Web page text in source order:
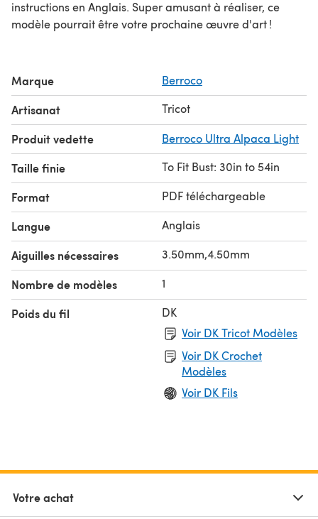
instructions en Anglais. Super amusant à réaliser, ce
modèle pourrait être votre prochaine œuvre d'art !
Marque Berroco
Artisanat Tricot
Produit vedette Berroco Ultra Alpaca Light
Taille finie To Fit Bust: 30in to 54in
Format PDF téléchargeable
Langue Anglais
Aiguilles nécessaires 3.50mm,4.50mm
Nombre de modèles 1
Poids du fil
DK
Voir DK Tricot Modèles
Voir DK Crochet
Modèles
Voir DK Fils
Votre achat